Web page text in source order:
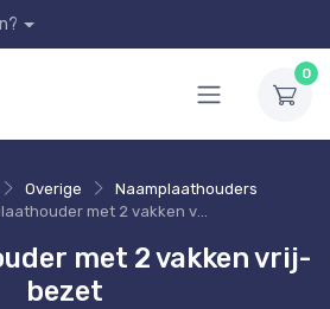
0
Overige
Naamplaathouders
met 2 vakken vrij-bezet
met 2 vakken vrij-
bezet